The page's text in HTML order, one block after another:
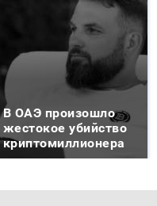
В ОАЭ произошло
жестокое убийство
криптомиллионера